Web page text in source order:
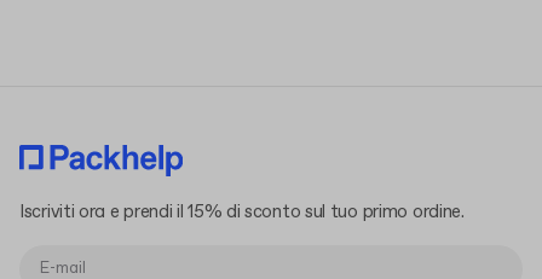
Iscriviti ora e prendi il 15% di sconto sul tuo primo ordine.